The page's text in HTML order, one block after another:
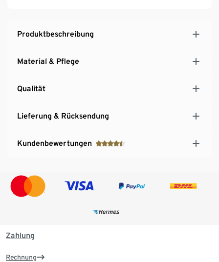
Produktbeschreibung
Material & Pflege
Qualität
Lieferung & Rücksendung
Kundenbewertungen
Zahlung
Rechnung